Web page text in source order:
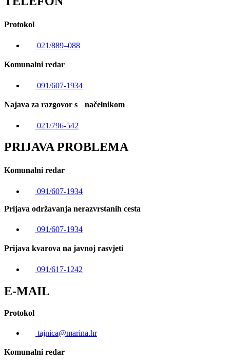
Protokol
021/889–088
Komunalni redar
091/607-1934
Najava za razgovor s načelnikom
021/796-542
PRIJAVA PROBLEMA
Komunalni redar
091/607-1934
Prijava održavanja nerazvrstanih cesta
091/607-1934
Prijava kvarova na javnoj rasvjeti
091/617-1242
E-MAIL
Protokol
tajnica@marina.hr
Komunalni redar